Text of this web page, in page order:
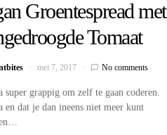
Groentespread met
Tomaat
mei 7, 2017 No comments
super grappig om zelf te gaan coderen.
en dat je dan ineens niet meer kunt